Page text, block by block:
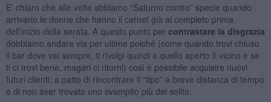
E’ chiaro che alle volte abbiamo “Saturno contro” specie quando
arrivano le donne che hanno il carnet già al completo prima
dell’inizio della serata. A questo punto per contrastare la disgrazia
dobbiamo andare via per ultime poiché (come quando trovi chiuso
il bar dove vai sempre, ti rivolgi quindi a quello aperto lì vicino e se
ti ci trovi bene, magari ci ritorni) così è possibile acquisire nuovi
futuri clienti, a patto di rincontrare il “tipo” a breve distanza di tempo
e di non aver trovato uno svampito più del solito.